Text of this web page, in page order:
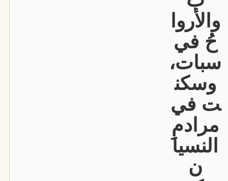
والأروا
حُ في
سبات،
وسكن
ت في
مرادمِ
النسيا
ن